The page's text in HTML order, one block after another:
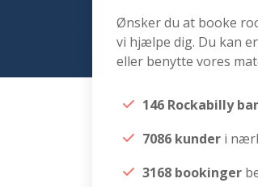
Ønsker du at booke
vi hjælpe dig. Du kan
eller benytte vores
146 Rockabilly
7086 kunder i
3168 bookinger